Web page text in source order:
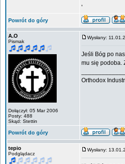
'
Powrót do góry
A.O
Pismak
Dołączył: 05 Mar 2006
Posty: 488
Skąd: Stettin
Wysłany:
Jeśli Bóg po
mu się podoba.
Orthodox
Powrót do góry
tepio
Podglądacz
Wysłany: